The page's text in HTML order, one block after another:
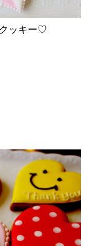
ッキー♡